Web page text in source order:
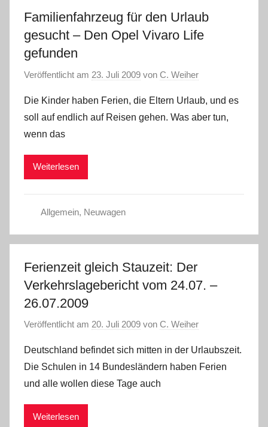
Familienfahrzeug für den Urlaub
gesucht – Den Opel Vivaro Life
gefunden
Veröffentlicht am 23. Juli 2009 von C. Weiher
Die Kinder haben Ferien, die Eltern Urlaub, und es
soll auf endlich auf Reisen gehen. Was aber tun,
wenn das
Weiterlesen
Allgemein, Neuwagen
Ferienzeit gleich Stauzeit: Der
Verkehrslagebericht vom 24.07. –
26.07.2009
Veröffentlicht am 20. Juli 2009 von C. Weiher
Deutschland befindet sich mitten in der Urlaubszeit.
Die Schulen in 14 Bundesländern haben Ferien
und alle wollen diese Tage auch
Weiterlesen